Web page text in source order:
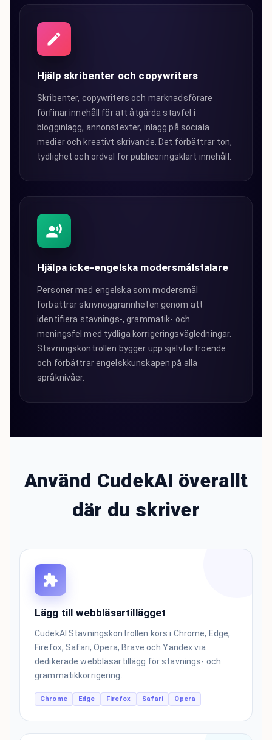
Hjälp skribenter och copywriters
Skribenter, copywriters och marknadsförare
förfinar innehåll för att åtgärda stavfel i
blogginlägg, annonstexter, inlägg på sociala
medier och kreativt skrivande. Det förbättrar ton,
tydlighet och ordval för publiceringsklart innehåll.
Hjälpa icke-engelska modersmålstalare
Personer med engelska som modersmål
förbättrar skrivnoggrannheten genom att
identifiera stavnings-, grammatik- och
meningsfel med tydliga korrigeringsvägledningar.
Stavningskontrollen bygger upp självförtroende
och förbättrar engelskkunskapen på alla
språknivåer.
Använd CudekAI överallt
där du skriver
Lägg till webbläsartillägget
CudekAI Stavningskontrollen körs i Chrome, Edge,
Firefox, Safari, Opera, Brave och Yandex via
dedikerade webbläsartillägg för stavnings- och
grammatikkorrigering.
Chrome Edge Firefox Safari Opera